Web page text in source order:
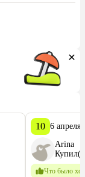
10 6 апреля
Arina
Что было